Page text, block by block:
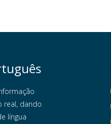
real, dando
língua